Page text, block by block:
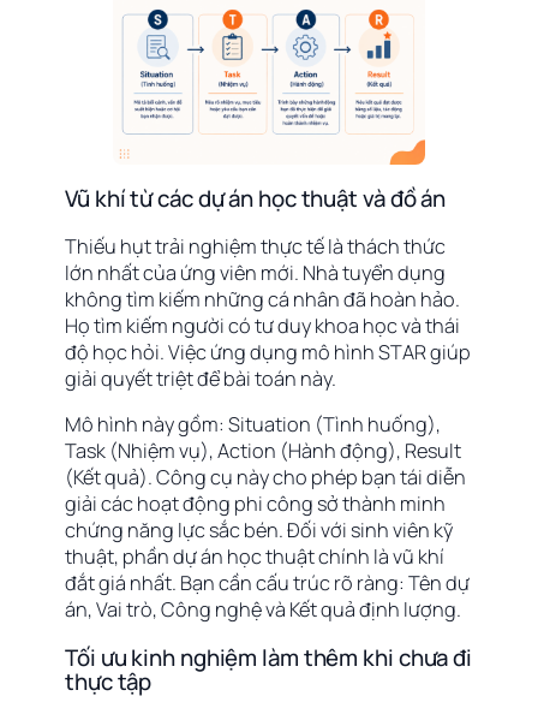
Vũ khí từ các dự án học thuật và đồ án
Thiếu hụt trải nghiệm thực tế là thách thức
lớn nhất của ứng viên mới. Nhà tuyển dụng
không tìm kiếm những cá nhân đã hoàn hảo.
Họ tìm kiếm người có tư duy khoa học và thái
độ học hỏi. Việc ứng dụng mô hình STAR giúp
giải quyết triệt để bài toán này.
Mô hình này gồm: Situation (Tình huống),
Task (Nhiệm vụ), Action (Hành động), Result
(Kết quả). Công cụ này cho phép bạn tái diễn
giải các hoạt động phi công sở thành minh
chứng năng lực sắc bén. Đối với sinh viên kỹ
thuật, phần dự án học thuật chính là vũ khí
đắt giá nhất. Bạn cần cấu trúc rõ ràng: Tên dự
án, Vai trò, Công nghệ và Kết quả định lượng.
Tối ưu kinh nghiệm làm thêm khi chưa đi
thực tập